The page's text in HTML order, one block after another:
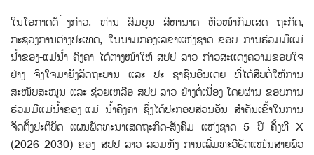
ໃນໂອກາດດັ ່ງກ່າວ, ທ່ານ ສົມບູນ ສີຫານາດ ຫົວໜ້າກົມເສດ ຖະກິດ,
ກະຊວງການຕ່າງປະເທດ, ໃນນາມກອງເລຂາແຫ່ງຊາດ ຂອບ ການຮ່ວມມືແມ່
ນ້ຳຂອງ-ແມ່ນ້ຳ ຄົງຄາ ໄດ້ຕາງໜ້າໃຫ້ ສປປ ລາວ ກ່າວສະແດງຄວາມຂອບໃຈ
ຢ່າງ ຈິງໃຈມາຍັງລັດຖະບານ ແລະ ປະ ຊາຊົນອິນເດຍ ທີ່ໄດ້ສືບຕໍ່ໃຫ້ການ
ສະໜັບສະໜູນ ແລະ ຊ່ວຍເຫລືອ ສປປ ລາວ ຢ່າງຕໍ່ເນື່ອງ ໂດຍຜ່ານ ຂອບການ
ຮ່ວມມືແມ່ນ້ຳຂອງ-ແມ່ ນ້ຳຄົງຄາ ຊຶ່ງໄດ້ປະກອບສ່ວນອັນ ສຳຄັນເຂົ້າໃນການ
ຈັດຕັ້ງປະຕິບັດ ແຜນພັດທະນາເສດຖະກິດ-ສັງຄົມ ແຫ່ງຊາດ 5 ປີ ຄັ້ງທີ X
(2026 2030) ຂອງ ສປປ ລາວ ລວມທັງ ການເພີ່ມທະວີຮັດແໜ້ນສາຍພົວ